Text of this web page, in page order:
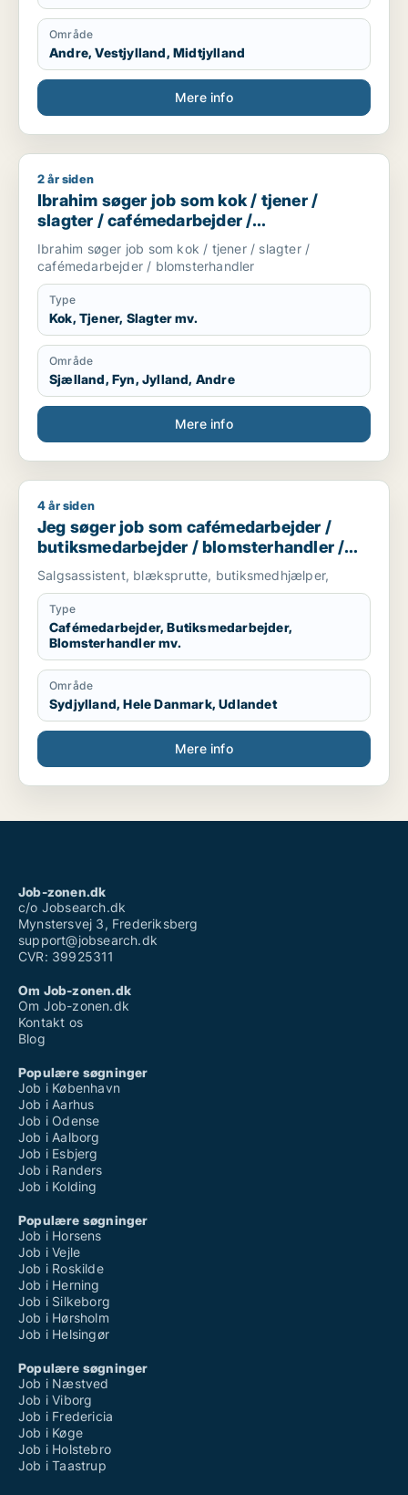
Område
Andre, Vestjylland, Midtjylland
Mere info
Ibrahim søger job som kok / tjener / slagter /
2 år siden
Ibrahim søger job som kok / tjener /
slagter / cafémedarbejder /
blomsterhandler
Ibrahim søger job som kok / tjener / slagter /
cafémedarbejder / blomsterhandler
Type
Kok, Tjener, Slagter mv.
Område
Sjælland, Fyn, Jylland, Andre
Mere info
Jeg søger job som cafémedarbejder / butiksmedarbejder /
4 år siden
Jeg søger job som cafémedarbejder /
butiksmedarbejder / blomsterhandler /
bager / hotelmedarbejder
Salgsassistent, blæksprutte, butiksmedhjælper,
Type
Cafémedarbejder, Butiksmedarbejder,
Blomsterhandler mv.
Område
Sydjylland, Hele Danmark, Udlandet
Mere info
Job-zonen.dk
c/o Jobsearch.dk
Mynstersvej 3, Frederiksberg
support@jobsearch.dk
CVR: 39925311
Om Job-zonen.dk
Om Job-zonen.dk
Kontakt os
Blog
Populære søgninger
Job i København
Job i Aarhus
Job i Odense
Job i Aalborg
Job i Esbjerg
Job i Randers
Job i Kolding
Populære søgninger
Job i Horsens
Job i Vejle
Job i Roskilde
Job i Herning
Job i Silkeborg
Job i Hørsholm
Job i Helsingør
Populære søgninger
Job i Næstved
Job i Viborg
Job i Fredericia
Job i Køge
Job i Holstebro
Job i Taastrup